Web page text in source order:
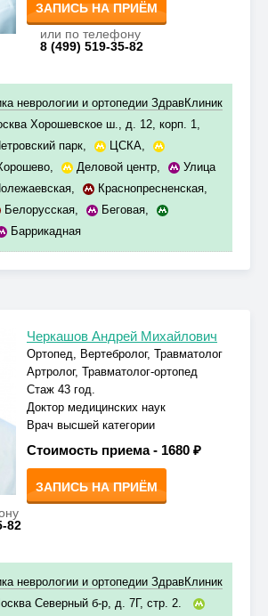
ЗАПИСЬ НА ПРИЁМ
или по телефону
8 (499) 519-35-82
неврологии и ортопедии ЗдравКлиник
Хорошевское ш., д. 12, корп. 1,
парк, ЦСКА,
, Деловой центр,
Улица
, Краснопресненская,
Белорусская, Беговая,
Баррикадная
Черкашов Андрей Михайлович
Ортопед, Вертебролог, Травматолог
Артролог, Травматолог-ортопед
Стаж 43 год.
Доктор медицинских наук
Врач высшей категории
Стоимость приема - 1680 ₽
ЗАПИСЬ НА ПРИЁМ
82
неврологии и ортопедии ЗдравКлиник
Северный б-р, д. 7Г, стр. 2.